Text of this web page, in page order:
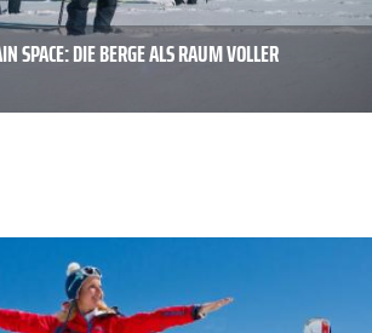
SPACE: DIE BERGE ALS RAUM VOLLER